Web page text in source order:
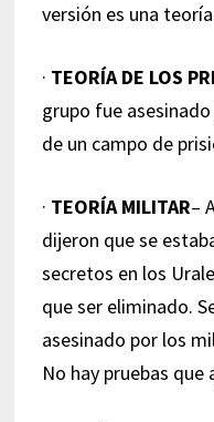
versión es una
· TEORÍA DE LOS
grupo fue
de un campo de
· TEORÍA MILITAR–
dijeron que se
secretos en los
que ser eliminado.
asesinado por los
No hay pruebas que